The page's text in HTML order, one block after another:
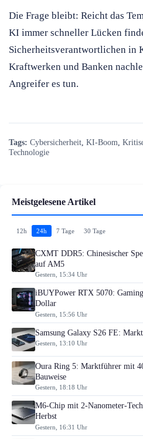
Die Frage bleibt: Reicht das
KI immer schneller Lücken
Sicherheitsverantwortlichen in
Kraftwerken und Banken
Angreifer es tun.
Tags: Cybersicherheit KI-Boom
Technologie
Meistgelesene Artikel
12h 24h 7 Tage 30 Tage
CXMT DDR5: Chinesischer
auf AM5
Gestern, 15:34 Uhr
iBUYPower RTX 5070:
Dollar
Gestern, 15:56 Uhr
Samsung Galaxy S26 FE:
Gestern, 13:10 Uhr
Oura Ring 5: Marktführer mit
Bauweise
Gestern, 18:18 Uhr
M6-Chip mit 2-Nanometer-
Herbst
Gestern, 16:31 Uhr